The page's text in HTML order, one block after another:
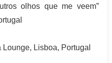
olhos que me veem”
Lounge, Lisboa, Portugal